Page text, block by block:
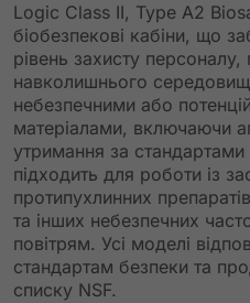
Logic Class II, Type A2
біобезпекові кабіни, що
рівень захисту персоналу,
навколишнього
небезпечними або
матеріалами, включаючи
утримання за стандартами
підходить для роботи із
протипухлинних
та інших небезпечних
повітрям. Усі моделі
стандартам безпеки та
списку NSF.